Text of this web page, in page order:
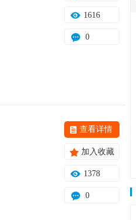
1616
0
查看详情
加入收藏
1378
0